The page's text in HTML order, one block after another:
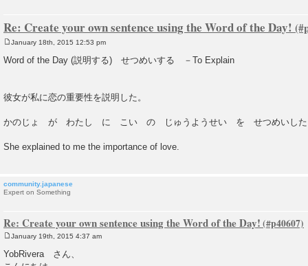
Re: Create your own sentence using the Word of the Day!
o
s
January 18th, 2015 12:53 pm
Word of the Day (説明する) せつめいする －To Explain
彼女が私に恋の重要性を説明した。
かのじょ が わたし に こい の じゅうようせい を せつめいした
She explained to me the importance of love.
community.japanese
Expert on Something
Re: Create your own sentence using the Word of the Day!
o
s
January 19th, 2015 4:37 am
YobRivera さん、